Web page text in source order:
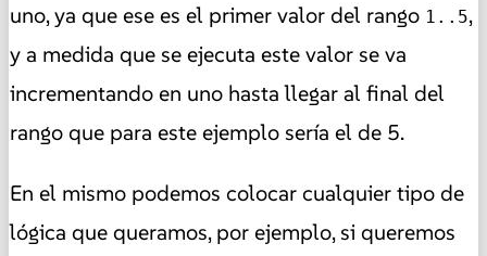
uno, ya que ese es el primer valor del rango 1..5,
y a medida que se ejecuta este valor se va
incrementando en uno hasta llegar al final del
rango que para este ejemplo sería el de 5.
En el mismo podemos colocar cualquier tipo de
lógica que queramos, por ejemplo, si queremos